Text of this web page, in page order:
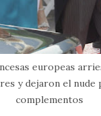
europeas
y dejaron el nude
complementos